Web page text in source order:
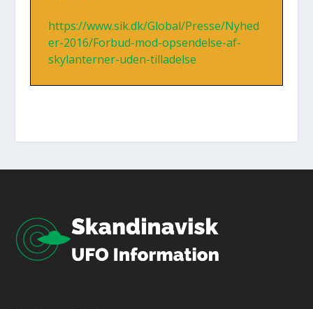
https://www.sik.dk/Global/Presse/Nyhed
er-2016/Forbud-mod-opsendelse-af-
skylanterner-uden-tilladelse